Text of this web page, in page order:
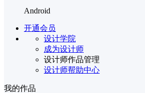
Android
开通会员
设计学院
成为设计师
设计师作品管理
设计师帮助中心
我的作品